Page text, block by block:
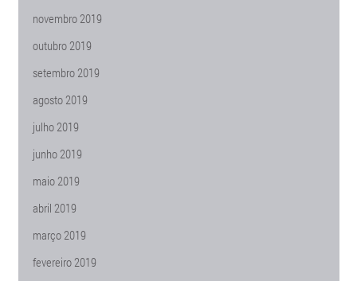
novembro 2019
outubro 2019
setembro 2019
agosto 2019
julho 2019
junho 2019
maio 2019
abril 2019
março 2019
fevereiro 2019